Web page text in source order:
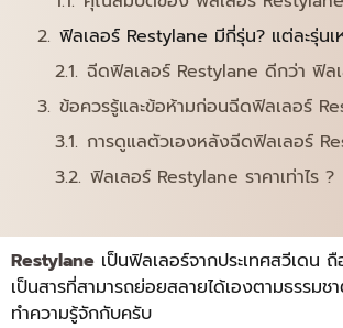
ฟิลเลอร์ Restylane มีกี่รุ่น? แต่ละรุ่นเ
ฉีดฟิลเลอร์ Restylane ดีกว่า ฟิล
ข้อควรรู้และข้อห้ามก่อนฉีดฟิลเลอร์
การดูแลตัวเองหลังฉีดฟิลเลอร์
ฟิลเลอร์ Restylane ราคาเท่าไร ?
Restylane เป็นฟิลเลอร์จากประเทศสวีเด
เป็นสารที่สามารถย่อยสลายได้เองตามธรรม
ทำความรู้จักกับครับ